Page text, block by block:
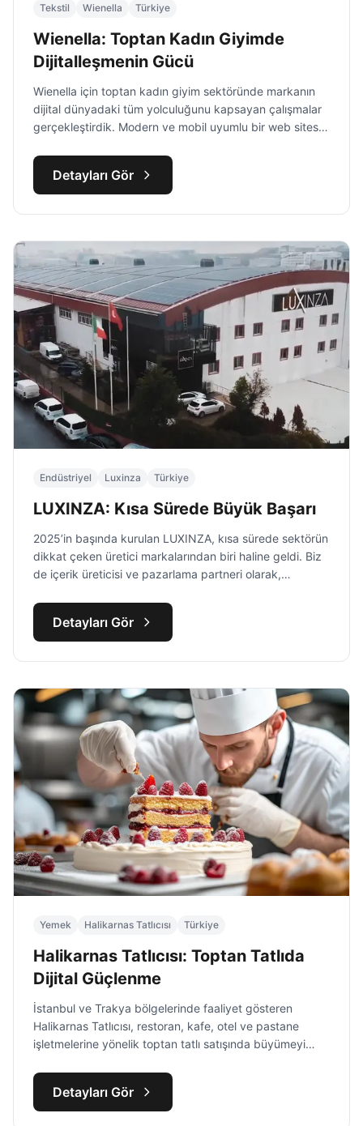
Tekstil Wienella Türkiye
Wienella: Toptan Kadın Giyimde
Dijitalleşmenin Gücü
Wienella için toptan kadın giyim sektöründe markanın
dijital dünyadaki tüm yolculuğunu kapsayan çalışmalar
gerçekleştirdik. Modern ve mobil uyumlu bir web sitesi
kanallarını B2B satış dinamiklerine uygun şekilde
alıcıların erişimine açtık.
Detayları Gör
Endüstriyel Luxinza Türkiye
LUXINZA: Kısa Sürede Büyük Başarı
2025’in başında kurulan LUXINZA, kısa sürede sektörün
dikkat çeken üretici markalarından biri haline geldi. Biz
de içerik üreticisi ve pazarlama partneri olarak,
olduk.
Detayları Gör
Yemek Halikarnas Tatlıcısı Türkiye
Halikarnas Tatlıcısı: Toptan Tatlıda
Dijital Güçlenme
İstanbul ve Trakya bölgelerinde faaliyet gösteren
Halikarnas Tatlıcısı, restoran, kafe, otel ve pastane
işletmelerine yönelik toptan tatlı satışında büyümeyi
Detayları Gör